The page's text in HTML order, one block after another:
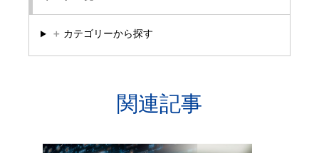
＋ カテゴリーから探す
関連記事